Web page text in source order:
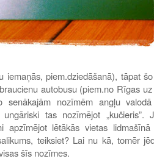
iemaņās, piem.dziedāšanā), tāpat
autobusu (piem.no Rīgas
senākajām nozīmēm angļu
ungāriski tas nozīmējot
apzīmējot lētākās vietas
teiksiet? Lai nu kā, tomēr
šīs nozīmes.